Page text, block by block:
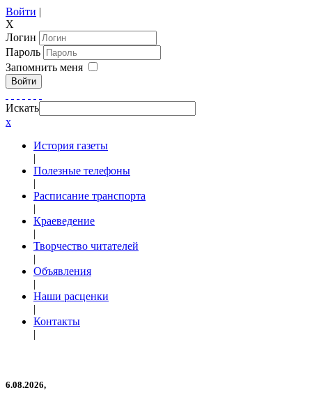
Войти |
X
Логин
Пароль
Запомнить меня
Войти
Искать
x
История газеты
|
Полезные телефоны
|
Расписание транспорта
|
Краеведение
|
Творчество читателей
|
Объявления
|
Наши расценки
|
Контакты
|
6.08.2026,